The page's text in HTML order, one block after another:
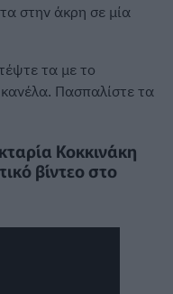
στην άκρη σε μία
τα με το
Πασπαλίστε τα
Κοκκινάκη
βίντεο στο